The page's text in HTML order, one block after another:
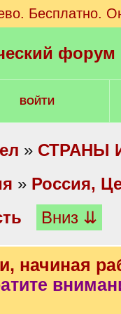
Бесплатно.
ВОЙТИ
» СТРАНЫ
» Россия,
Вниз ⇊
начиная